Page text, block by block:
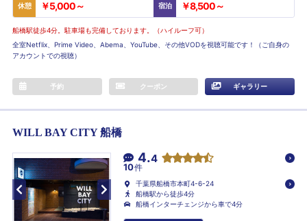
休憩 ￥5,000～ 宿泊 ￥8,500～
船橋駅徒歩4分。駐車場も完備しております。（ハイルーフ可）
全室Netflix、Prime Video、Abema、YouTube、その他VODを視聴可能です！（ご自身の
アカウントでの視聴）
予約 クーポン ギャラリー
WILL BAY CITY 船橋
4.4
10件
千葉県船橋市本町4-6-24
船橋駅から徒歩4分
船橋インターチェンジから車で4分